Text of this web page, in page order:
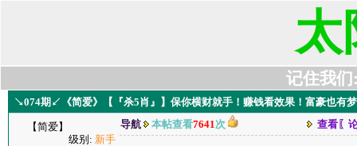
太
记住我们
↘074期↙《简爱》【『杀5肖』】保你横财就手！赚钱看效果！富豪也有
【简爱】
级别: 新手
导航 本帖查看7641次 查看〖